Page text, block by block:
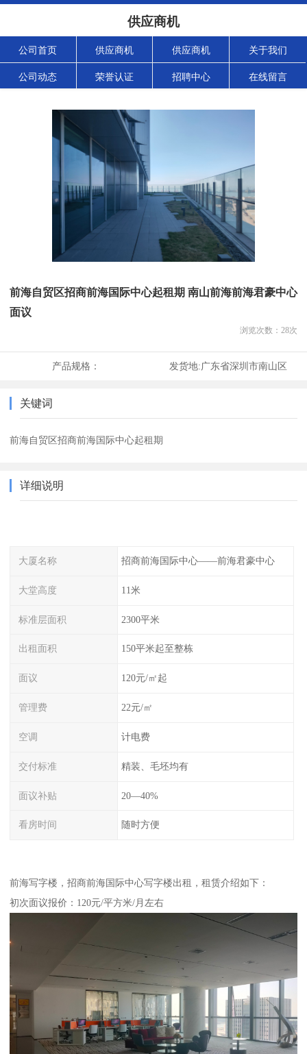
供应商机
公司首页 供应商机 供应商机 关于我们
公司动态 荣誉认证 招聘中心 在线留言
前海自贸区招商前海国际中心起租期 南山前海前海君豪中心
面议
浏览次数： 28次
产品规格： 发货地:广东省深圳市南山区
关键词
前海自贸区招商前海国际中心起租期
详细说明
大厦名称 招商前海国际中心——前海君豪中心
大堂高度 11米
标准层面积 2300平米
出租面积 150平米起至整栋
面议 120元/㎡起
管理费 22元/㎡
空调 计电费
交付标准 精装、毛坯均有
面议补贴 20—40%
看房时间 随时方便
前海写字楼，招商前海国际中心写字楼出租，租赁介绍如下：
初次面议报价：120元/平方米/月左右